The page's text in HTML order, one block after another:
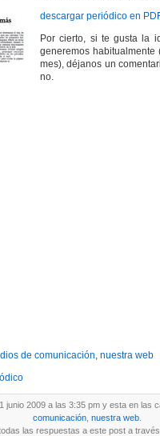
descargar periódico en
Por cierto, si te gusta la
generemos
mes), déjanos un
no.
de comunicación, nuestra web
junio 2009 a las 3:35 pm y esta en las
comunicación nuestra web
las respuestas a este post a